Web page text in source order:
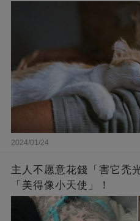
2024/01/24
主人不愿意花錢「害它禿
「美得像小天使」！